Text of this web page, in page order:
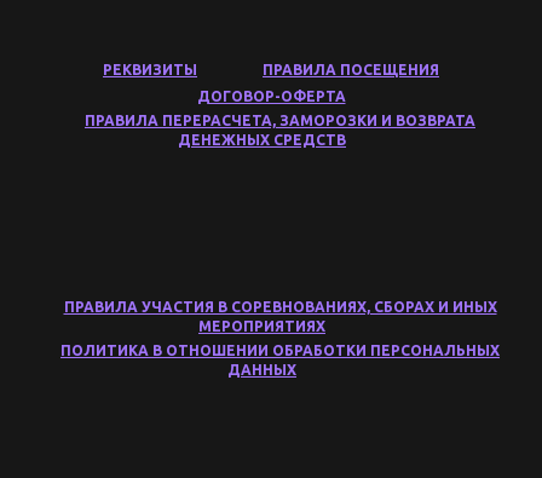
РЕКВИЗИТЫ
ПРАВИЛА ПОСЕЩЕНИЯ
ДОГОВОР-ОФЕРТА
ПРАВИЛА ПЕРЕРАСЧЕТА, ЗАМОРОЗКИ И ВОЗВРАТА
ДЕНЕЖНЫХ СРЕДСТВ
ПРАВИЛА УЧАСТИЯ В СОРЕВНОВАНИЯХ, СБОРАХ И ИНЫХ
МЕРОПРИЯТИЯХ
ПОЛИТИКА В ОТНОШЕНИИ ОБРАБОТКИ ПЕРСОНАЛЬНЫХ
ДАННЫХ